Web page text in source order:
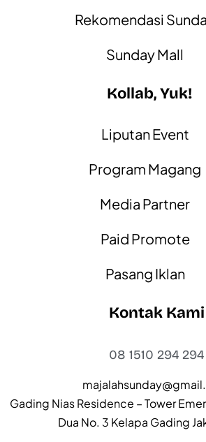
Rekomendasi
Sunday Mall
Kollab, Yuk!
Liputan Event
Program Magang
Media Partner
Paid Promote
Pasang Iklan
Kontak Kami
08 1510 294 294
Gading Nias Residence – Tower
Dua No. 3 Kelapa Gading